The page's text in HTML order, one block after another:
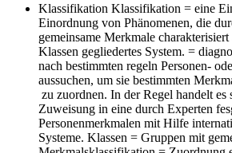
Klassifikation Klassifikation = eine
Einordnung von Phänomenen, die
gemeinsame Merkmale
Klassen gegliedertes System. =
nach bestimmten regeln Personen-
aussuchen, um sie bestimmten
zu zuordnen. In der Regel handelt es
Zuweisung in eine durch Experten
Personenmerkmalen mit Hilfe
Systeme. Klassen = Gruppen mit